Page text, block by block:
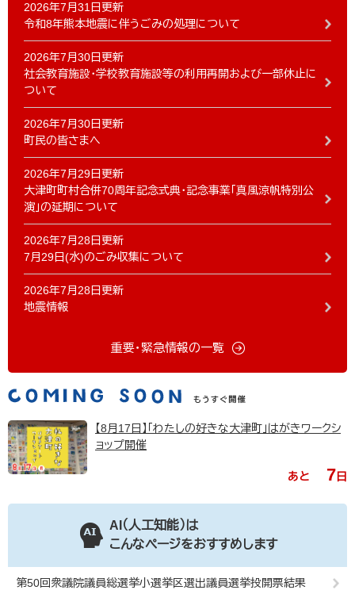
2026年7月31日更新
令和8年熊本地震に伴うごみの処理について
2026年7月30日更新
社会教育施設・学校教育施設等の利用再開および一部休止に
ついて
2026年7月30日更新
町民の皆さまへ
2026年7月29日更新
大津町町村合併70周年記念式典・記念事業「真風涼帆特別公
演」の延期について
2026年7月28日更新
7月29日(水)のごみ収集について
2026年7月28日更新
地震情報
重要・緊急情報の一覧
【8月17日】「わたしの好きな大津町」はがきワークシ
ョップ開催
あと 7日
AI（人工知能）は
こんなページをおすすめします
第50回衆議院議員総選挙小選挙区選出議員選挙投開票結果